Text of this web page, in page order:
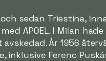
och sedan Triestina,
APOEL. I Milan
År 1956
Ferenc